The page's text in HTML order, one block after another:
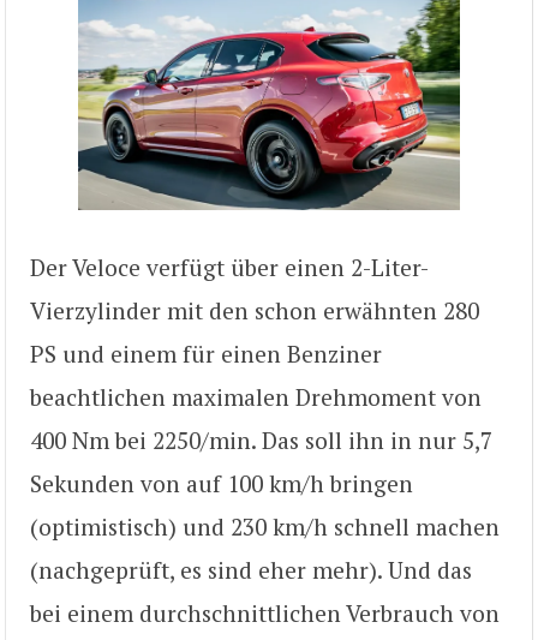
Der Veloce verfügt über einen 2-Liter-
Vierzylinder mit den schon erwähnten 280
PS und einem für einen Benziner
beachtlichen maximalen Drehmoment von
400 Nm bei 2250/min. Das soll ihn in nur 5,7
Sekunden von auf 100 km/h bringen
(optimistisch) und 230 km/h schnell machen
(nachgeprüft, es sind eher mehr). Und das
bei einem durchschnittlichen Verbrauch von